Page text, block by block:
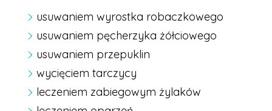
usuwaniem wyrostka robaczkowego
usuwaniem pęcherzyka żółciowego
usuwaniem przepuklin
wycięciem tarczycy
leczeniem zabiegowym żylaków